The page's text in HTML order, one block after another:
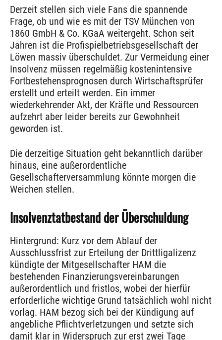
Derzeit stellen sich viele Fans die spannende
Frage, ob und wie es mit der TSV München von
1860 GmbH & Co. KGaA weitergeht. Schon seit
Jahren ist die Profispielbetriebsgesellschaft der
Löwen massiv überschuldet. Zur Vermeidung einer
Insolvenz müssen regelmäßig kostenintensive
Fortbestehensprognosen durch Wirtschaftsprüfer
erstellt und erteilt werden. Ein immer
wiederkehrender Akt, der Kräfte und Ressourcen
aufzehrt aber leider bereits zur Gewohnheit
geworden ist.
Die derzeitige Situation geht bekanntlich darüber
hinaus, eine außerordentliche
Gesellschafterversammlung könnte morgen die
Weichen stellen.
Insolvenztatbestand der Überschuldung
Hintergrund: Kurz vor dem Ablauf der
Ausschlussfrist zur Erteilung der Drittligalizenz
kündigte der Mitgesellschafter HAM die
bestehenden Finanzierungsvereinbarungen
außerordentlich und fristlos, wobei der hierfür
erforderliche wichtige Grund tatsächlich wohl nicht
vorlag. HAM bezog sich bei der Kündigung auf
angebliche Pflichtverletzungen und setzte sich
damit klar in Widerspruch zur erst zwei Tage